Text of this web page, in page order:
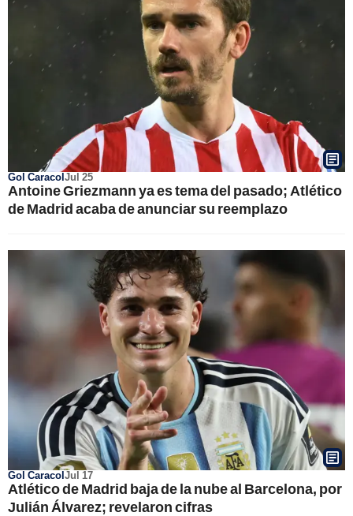
Gol CaracolJul 25
Antoine Griezmann ya es tema del pasado; Atlético
de Madrid acaba de anunciar su reemplazo
Gol CaracolJul 17
Atlético de Madrid baja de la nube al Barcelona, por
Julián Álvarez; revelaron cifras